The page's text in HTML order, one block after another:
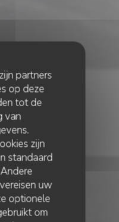
partners
op deze
tot de
van
zijn
standaard
uw
optionele
om